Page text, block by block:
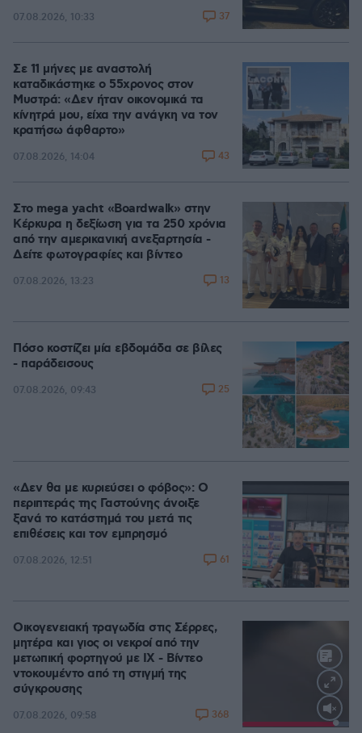
07.08.2026, 10:33 37
Σε 11 μήνες με αναστολή
καταδικάστηκε ο 55χρονος στον
Μυστρά: «Δεν ήταν οικονομικά τα
κίνητρά μου, είχα την ανάγκη να τον
κρατήσω άφθαρτο»
07.08.2026, 14:04 43
Στο mega yacht «Boardwalk» στην
Κέρκυρα η δεξίωση για τα 250 χρόνια
από την αμερικανική ανεξαρτησία -
Δείτε φωτογραφίες και βίντεο
07.08.2026, 13:23 13
Πόσο κοστίζει μία εβδομάδα σε βίλες
- παράδεισους
07.08.2026, 09:43 25
«Δεν θα με κυριεύσει ο φόβος»: Ο
περιπτεράς της Γαστούνης άνοιξε
ξανά το κατάστημά του μετά τις
επιθέσεις και τον εμπρησμό
07.08.2026, 12:51 61
Loaded:
Οικογενειακή τραγωδία στις Σέρρες,
μητέρα και γιος οι νεκροί από την
μετωπική φορτηγού με ΙΧ - Βίντεο
ντοκουμέντο από τη στιγμή της
σύγκρουσης
07.08.2026, 09:58 368